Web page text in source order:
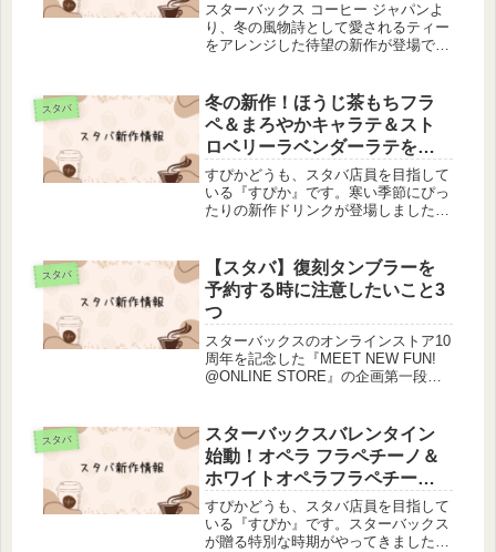
スターバックス コーヒー ジャパンよ
り、冬の風物詩として愛されるティー
をアレンジした待望の新作が登場で
フルメドレー 苺 ミルク ティー」が販
売開始となりました。この記...
スタバ
冬の新作！ほうじ茶もちフラ
ペ＆まろやかキャラテ＆スト
ロベリーラベンダーラテを楽
しもう！
すぴかどうも、スタバ店員を目指して
いる『すぴか』です。寒い季節にぴっ
たりの新作ドリンクが登場しました！
ラペチーノ、ほうじ茶まろやかキャラ
メルティーラテ、そして芳醇な味わい
の...
スタバ
【スタバ】復刻タンブラーを
予約する時に注意したいこと3
つ
スターバックスのオンラインストア10
周年を記念した『MEET NEW FUN!
@ONLINE STORE』の企画第一段、
時に7月2日から予約が始まり、7月16
日まで予約受...
スタバ
スターバックスバレンタイン
始動！オペラ フラペチーノ＆
ホワイトオペラフラペチーノ
新登場
すぴかどうも、スタバ店員を目指して
いる『すぴか』です。スターバックス
が贈る特別な時期がやってきました！